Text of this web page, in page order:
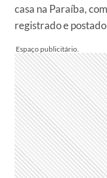
casa na Paraíba,
registrado e